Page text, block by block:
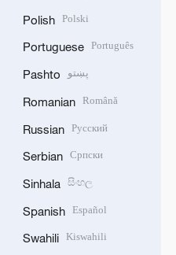
Polish Polski
Portuguese Português
Pashto پښتو
Romanian Română
Russian Русский
Serbian Српски
Sinhala සිංහල
Spanish Español
Swahili Kiswahili